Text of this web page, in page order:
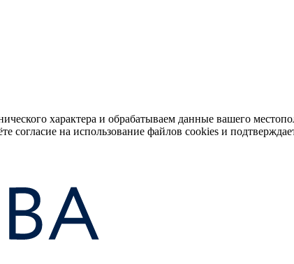
характера и обрабатываем данные вашего
на использование файлов cookies и